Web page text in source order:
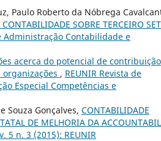
Paulo Roberto da Nóbrega
SOBRE TERCEIRO
Administração Contabilidade e
acerca do potencial de contribuição
, REUNIR Revista de
Especial Competências e
Souza Gonçalves, CONTABILIDADE
DE MELHORIA DA
5 n. 3 (2015): REUNIR